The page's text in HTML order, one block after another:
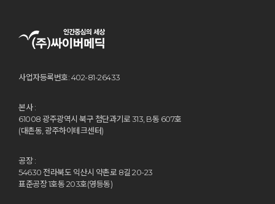
사업자등록번호: 402-81-26433
본사 :
61008 광주광역시 북구 첨단과기로 313, B동 607호
(대촌동, 광주하이테크센터)
공장 :
54630 전라북도 익산시 약촌로 8길 20-23
표준공장 1호동 203호(영등동)